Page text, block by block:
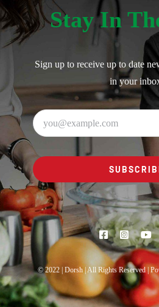
Stay In
Sign up to receive up to date
in your
© 2022 | Dorsh | All Rights Reserved |